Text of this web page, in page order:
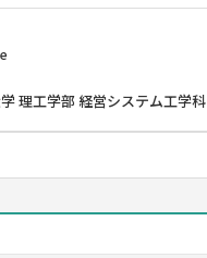
理工学部 経営システム工学科